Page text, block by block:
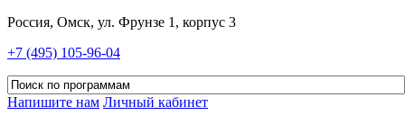
Россия, Омск, ул. Фрунзе 1, корпус 3
+7 (495) 105-96-04
Напишите нам Личный кабинет